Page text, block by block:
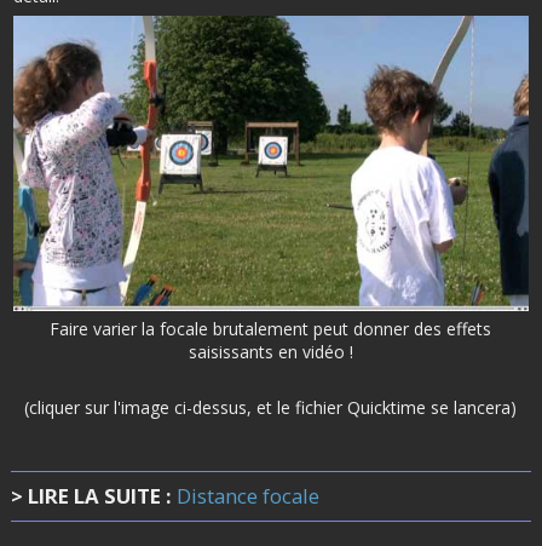
Faire varier la focale brutalement peut donner des effets
saisissants en vidéo !
(cliquer sur l'image ci-dessus, et le fichier Quicktime se lancera)
> LIRE LA SUITE : Distance focale